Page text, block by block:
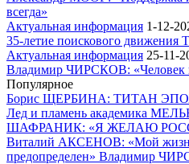
всегда»
Актуальная информация 1-12-
35-летие поискового движения
Актуальная информация 25-11-
Владимир ЧИРСКОВ: «Человек
Популярное
Борис ЩЕРБИНА: ТИТАН
Лед и пламень академика
ШАФРАНИК: «Я ЖЕЛАЮ
Виталий АКСЕНОВ: «Мой
предопределен» Владимир